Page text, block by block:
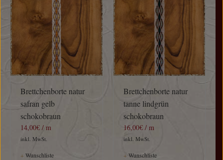
Brettchenborte natur
safran gelb
schokobraun
14,00€ / m
inkl. MwSt.
+ Wunschliste
Brettchenborte natur
tanne lindgrün
schokobraun
16,00€ / m
inkl. MwSt.
+ Wunschliste